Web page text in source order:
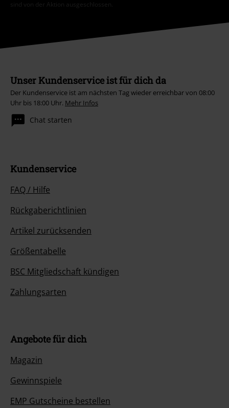
sind von der Aktion ausgeschlossen.
Unser Kundenservice ist für dich da
Der Kundenservice ist am nächsten Tag wieder erreichbar von 08:00
Uhr bis 18:00 Uhr. Mehr Infos
Chat starten
Kundenservice
FAQ / Hilfe
Rückgaberichtlinien
Artikel zurücksenden
Größentabelle
BSC Mitgliedschaft kündigen
Zahlungsarten
Angebote für dich
Magazin
Gewinnspiele
EMP Gutscheine bestellen